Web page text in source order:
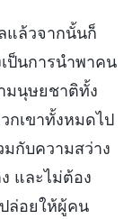
แล้วจากนั้นก็
ป็นการนำพาคน
มนุษยชาติทั้ง
กเขาทั้งหมดไป
มกับความสว่าง
และไม่ต้อง
ล่อยให้ผู้คน